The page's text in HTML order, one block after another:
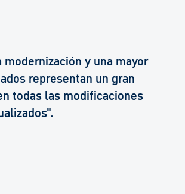
modernización y una mayor
representan un gran
todas las modificaciones